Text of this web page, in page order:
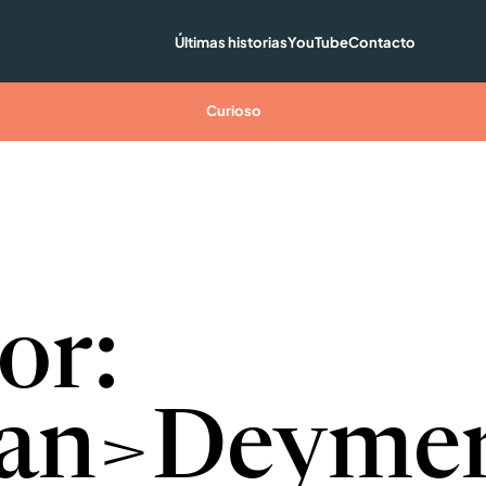
Últimas historiasYouTubeContacto
Curioso